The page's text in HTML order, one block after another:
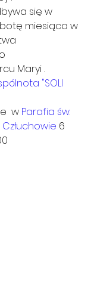
się w
miesiąca w
Maryi .
"SOLI
w Parafia św.
6